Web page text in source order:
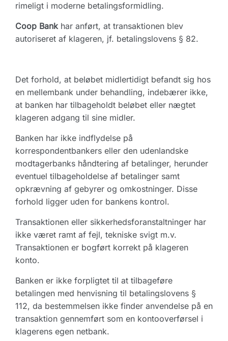
rimeligt i moderne betalingsformidling.
Coop Bankhar anført, at transaktionen blev
autoriseret af klageren, jf. betalingslovens § 82.
Det forhold, at beløbet midlertidigt befandt sig hos
en mellembank under behandling, indebærer ikke,
at banken har tilbageholdt beløbet eller nægtet
klageren adgang til sine midler.
Banken har ikke indflydelse på
korrespondentbankers eller den udenlandske
modtagerbanks håndtering af betalinger, herunder
eventuel tilbageholdelse af betalinger samt
opkrævning af gebyrer og omkostninger. Disse
forhold ligger uden for bankens kontrol.
Transaktionen eller sikkerhedsforanstaltninger har
ikke været ramt af fejl, tekniske svigt m.v.
Transaktionen er bogført korrekt på klageren
konto.
Banken er ikke forpligtet til at tilbageføre
betalingen med henvisning til betalingslovens §
112, da bestemmelsen ikke finder anvendelse på en
transaktion gennemført som en kontooverførsel i
klagerens egen netbank.